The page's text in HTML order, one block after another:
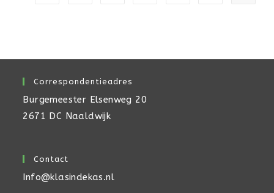
Correspondentieadres
Burgemeester Elsenweg 20
2671 DC Naaldwijk
Contact
Info@klasindekas.nl